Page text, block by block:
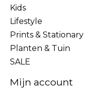
Kids
Lifestyle
Prints & Stationary
Planten & Tuin
SALE
Mijn account